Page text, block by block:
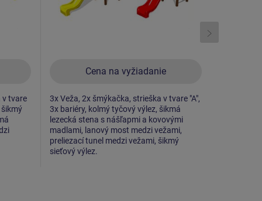
v tvare
šikmý
Cena na vyžiadanie
3x Veža, 2x šmýkačka, strieška v tvare "A",
3x bariéry, kolmý tyčový výlez, šikmá
lezecká stena s nášľapmi a kovovými
madlami, lanový most medzi vežami,
preliezací tunel medzi vežami, šikmý
sieťový výlez.